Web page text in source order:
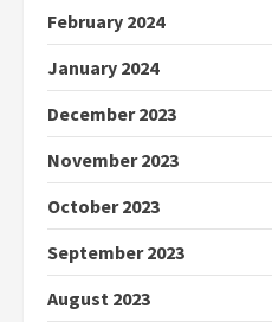
February 2024
January 2024
December 2023
November 2023
October 2023
September 2023
August 2023